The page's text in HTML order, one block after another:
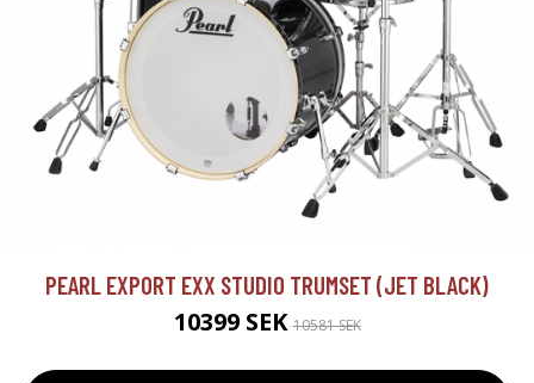
PEARL EXPORT EXX STUDIO TRUMSET (JET BLACK)
10399 SEK10581 SEK